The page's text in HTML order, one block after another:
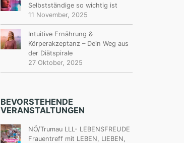
Selbstständige so wichtig ist
11 November, 2025
Intuitive Ernährung &
Körperakzeptanz – Dein Weg aus
der Diätspirale
27 Oktober, 2025
BEVORSTEHENDE
VERANSTALTUNGEN
NÖ/Trumau LLL- LEBENSFREUDE
Frauentreff mit LEBEN, LIEBEN,